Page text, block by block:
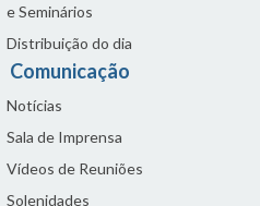
e Seminários
Distribuição do dia
Comunicação
Notícias
Sala de Imprensa
Vídeos de Reuniões
Solenidades